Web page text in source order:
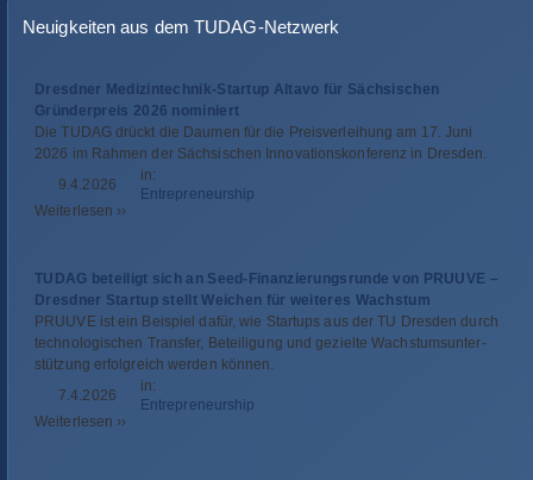
Neuigkeiten aus dem TUDAG-Netzwerk
Dresdner Medizintechnik-Startup Altavo für Sächsischen
Gründerpreis 2026 nominiert
Die TUDAG drückt die Dau­men für die Preis­ver­lei­hung am 17. Juni
2026 im Rah­men der Säch­si­schen Inno­va­ti­ons­kon­fe­renz in Dresden.
9.4.2026
in:
Entre­pre­neur­ship
Wei­ter­le­sen ››
TUDAG beteiligt sich an Seed-Finanzierungsrunde von PRUUVE –
Dresdner Startup stellt Weichen für weiteres Wachstum
PRUUVE ist ein Bei­spiel dafür, wie Start­ups aus der TU Dres­den durch
tech­no­lo­gi­schen Trans­fer, Betei­li­gung und gezielte Wachs­tums­un­ter­
stüt­zung erfolg­reich wer­den können.
7.4.2026
in:
Entre­pre­neur­ship
Wei­ter­le­sen ››